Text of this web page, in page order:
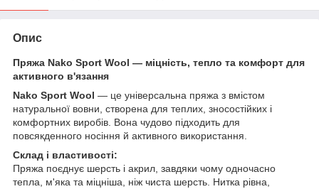
Опис
Пряжа Nako Sport Wool — міцність, тепло та комфорт для
активного в'язання
Nako Sport Wool — це універсальна пряжа з вмістом
натуральної вовни, створена для теплих, зносостійких і
комфортних виробів. Вона чудово підходить для
повсякденного носіння й активного використання.
Склад і властивості:
Пряжа поєднує шерсть і акрил, завдяки чому одночасно
тепла, м'яка та міцніша, ніж чиста шерсть. Нитка рівна,